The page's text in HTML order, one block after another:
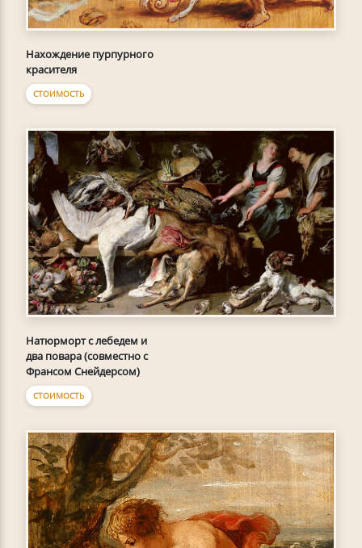
Нахождение пурпурного
красителя
СТОИМОСТЬ
Натюрморт с лебедем и
два повара (совместно с
Франсом Снейдерсом)
СТОИМОСТЬ